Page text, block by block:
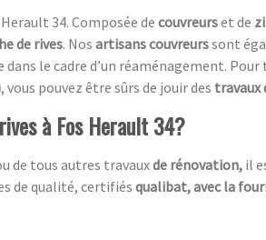
34. Composée de couvreurset de
de rives. Nos artisans couvreurssont
dans le cadre d’un réaménagement.
, vous pouvez être sûrs de jouir des travaux
à Fos Herault 34?
de tous autres travauxde rénovation, il
de qualité, certifiés qualibat, avec la